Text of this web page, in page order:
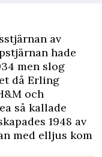
av
hade
men slog
då Erling
och
så kallade
1948 av
med elljus kom